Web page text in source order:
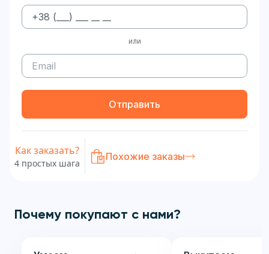
или
Отправить
Как заказать?
4 простых шага
Похожие заказы
Почему покупают с нами?